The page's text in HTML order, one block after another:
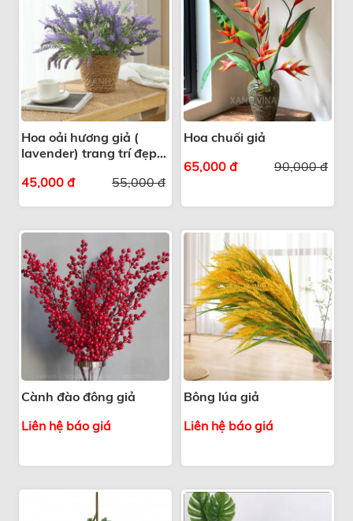
Hoa oải hương giả (
lavender) trang trí đẹp
55,000 đ
45,000 đ
Hoa chuối giả
90,000 đ
65,000 đ
Cành đào đông giả
Liên hệ báo giá
Bông lúa giả
Liên hệ báo giá